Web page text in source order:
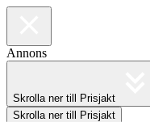
Annons
Skrolla ner till Prisjakt
Skrolla ner till Prisjakt